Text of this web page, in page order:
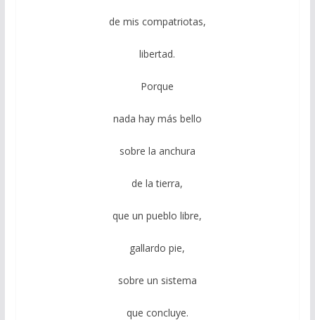
de mis compatriotas,
libertad.
Porque
nada hay más bello
sobre la anchura
de la tierra,
que un pueblo libre,
gallardo pie,
sobre un sistema
que concluye.